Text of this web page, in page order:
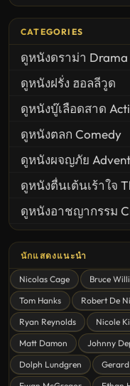
CATEGORIES
ดูหนังดราม่า Drama
ดูหนังฝรั่ง ฮอลลีวูด
ดูหนังบู๊เลือดสาด
ดูหนังตลก Comedy
ดูหนังผจญภัย
ดูหนังตื่นเต้นเร้าใจ
ดูหนังอาชญากรรม
ดูหนังสยองขวัญ
ดูหนังโรแมนติก
หนังชีวิต
ดูหนังแฟนตาซี
ดูหนังลึกลับ Mystery
นักแสดงแนะนำ
Nicolas Cage Bruce
Tom Hanks
Robert De
Ryan Reynolds
Nicole
Matt Damon
Johnny
Dolph Lundgren